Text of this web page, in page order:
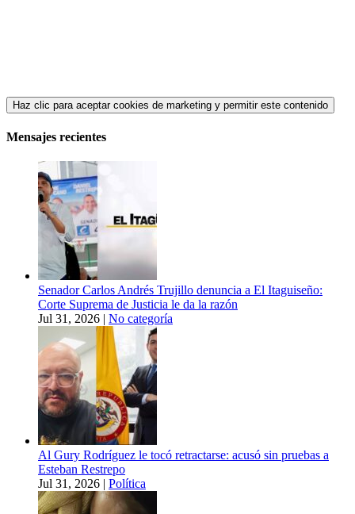
Haz clic para aceptar cookies de marketing y permitir este contenido
Mensajes recientes
Senador Carlos Andrés Trujillo denuncia a El Itaguiseño:
Corte Suprema de Justicia le da la razón
Jul 31, 2026 | No categoría
Al Gury Rodríguez le tocó retractarse: acusó sin pruebas a
Esteban Restrepo
Jul 31, 2026 | Política